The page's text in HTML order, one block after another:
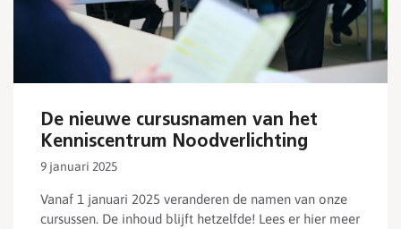
De nieuwe cursusnamen van het
Kenniscentrum Noodverlichting
9 januari 2025
Vanaf 1 januari 2025 veranderen de namen van onze
cursussen. De inhoud blijft hetzelfde! Lees er hier meer